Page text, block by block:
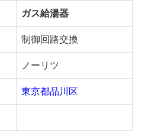
ガス給湯器
制御回路交換
ノーリツ
東京都品川区